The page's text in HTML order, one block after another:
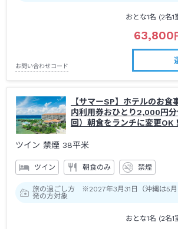
おとな1名 (2名1
63,800
お問い合わせコード
【サマーSP】ホテルのお食
内利用券おひとり2,000円分
回）朝食をランチに変更OK！
ツイン 禁煙 38平米
ツイン 朝食のみ 禁煙
旅の過ごし方 ※2027年3月31日（沖縄は5月
発の方対象
おとな1名 (2名1